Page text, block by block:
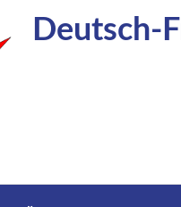
Deutsch-